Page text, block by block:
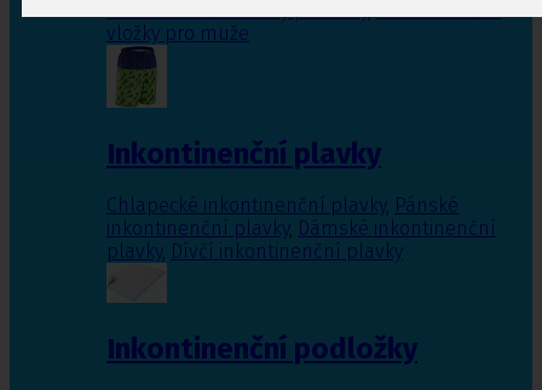
vložky pro muže
Inkontinenční plavky
Chlapecké inkontinenční plavky, Pánské
inkontinenční plavky, Dámské inkontinenční
plavky, Dívčí inkontinenční plavky
Inkontinenční podložky